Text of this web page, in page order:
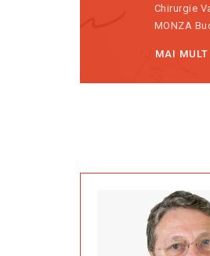
Chirurgie
MONZA
MAI MULT